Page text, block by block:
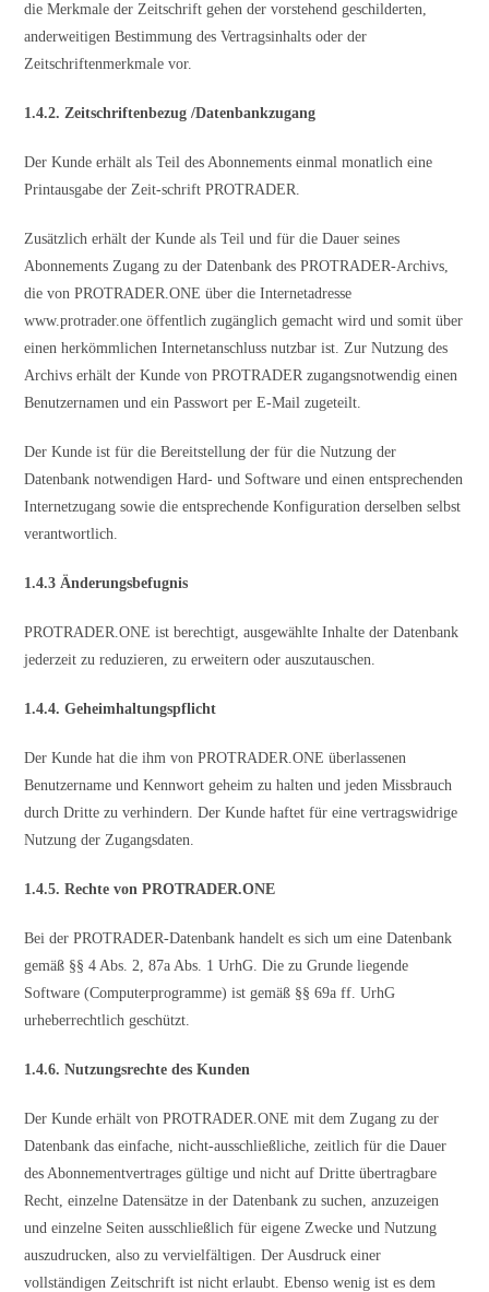
die Merkmale der Zeitschrift gehen der vorstehend geschilderten,
anderweitigen Bestimmung des Vertragsinhalts oder der
Zeitschriftenmerkmale vor.
1.4.2. Zeitschriftenbezug /Datenbankzugang
Der Kunde erhält als Teil des Abonnements einmal monatlich eine
Printausgabe der Zeit-schrift PROTRADER.
Zusätzlich erhält der Kunde als Teil und für die Dauer seines
Abonnements Zugang zu der Datenbank des PROTRADER-Archivs,
die von PROTRADER.ONE über die Internetadresse
www.protrader.one öffentlich zugänglich gemacht wird und somit über
einen herkömmlichen Internetanschluss nutzbar ist. Zur Nutzung des
Archivs erhält der Kunde von PROTRADER zugangsnotwendig einen
Benutzernamen und ein Passwort per E-Mail zugeteilt.
Der Kunde ist für die Bereitstellung der für die Nutzung der
Datenbank notwendigen Hard- und Software und einen entsprechenden
Internetzugang sowie die entsprechende Konfiguration derselben selbst
verantwortlich.
1.4.3 Änderungsbefugnis
PROTRADER.ONE ist berechtigt, ausgewählte Inhalte der Datenbank
jederzeit zu reduzieren, zu erweitern oder auszutauschen.
1.4.4. Geheimhaltungspflicht
Der Kunde hat die ihm von PROTRADER.ONE überlassenen
Benutzername und Kennwort geheim zu halten und jeden Missbrauch
durch Dritte zu verhindern. Der Kunde haftet für eine vertragswidrige
Nutzung der Zugangsdaten.
1.4.5. Rechte von PROTRADER.ONE
Bei der PROTRADER-Datenbank handelt es sich um eine Datenbank
gemäß §§ 4 Abs. 2, 87a Abs. 1 UrhG. Die zu Grunde liegende
Software (Computerprogramme) ist gemäß §§ 69a ff. UrhG
urheberrechtlich geschützt.
1.4.6. Nutzungsrechte des Kunden
Der Kunde erhält von PROTRADER.ONE mit dem Zugang zu der
Datenbank das einfache, nicht-ausschließliche, zeitlich für die Dauer
des Abonnementvertrages gültige und nicht auf Dritte übertragbare
Recht, einzelne Datensätze in der Datenbank zu suchen, anzuzeigen
und einzelne Seiten ausschließlich für eigene Zwecke und Nutzung
auszudrucken, also zu vervielfältigen. Der Ausdruck einer
vollständigen Zeitschrift ist nicht erlaubt. Ebenso wenig ist es dem